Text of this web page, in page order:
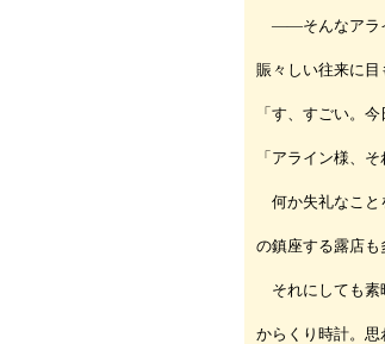
――そんなアライ
賑々しい往来に目
「す、すごい。
「アライン様、
何か失礼なこと
の鎮座する露店も
それにしても素
からくり時計。思